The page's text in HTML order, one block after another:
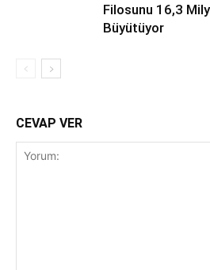
Filosunu 16,3
Büyütüyor
CEVAP VER